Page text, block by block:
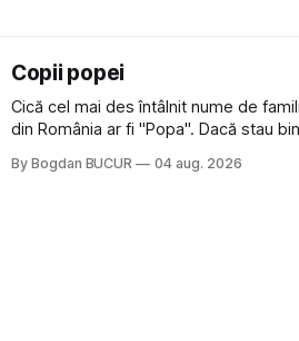
Copii popei
Cică cel mai des întâlnit nume de
din România ar fi "Popa". Dacă stau
colegi de școala Popa cam peste tot
By Bogdan BUCUR 04 aug. 2026